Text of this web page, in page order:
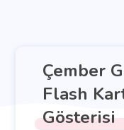
Çember
Flash
Gösterisi